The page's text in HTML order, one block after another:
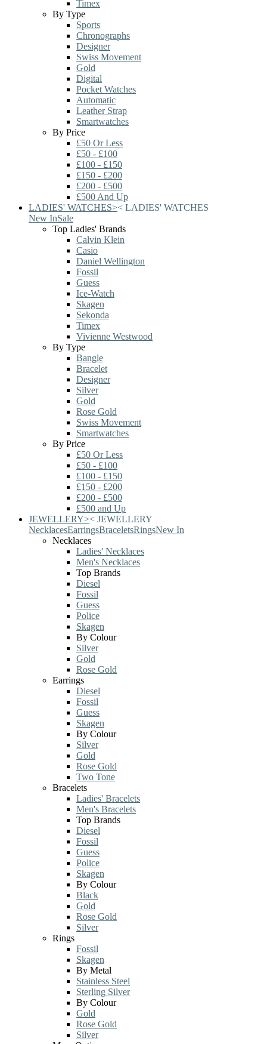
Timex
By Type
Sports
Chronographs
Designer
Swiss Movement
Gold
Digital
Pocket Watches
Automatic
Leather Strap
Smartwatches
By Price
£50 Or Less
£50 - £100
£100 - £150
£150 - £200
£200 - £500
£500 And Up
LADIES' WATCHES>< LADIES' WATCHES
New InSale
Top Ladies' Brands
Calvin Klein
Casio
Daniel Wellington
Fossil
Guess
Ice-Watch
Skagen
Sekonda
Timex
Vivienne Westwood
By Type
Bangle
Bracelet
Designer
Silver
Gold
Rose Gold
Swiss Movement
Smartwatches
By Price
£50 Or Less
£50 - £100
£100 - £150
£150 - £200
£200 - £500
£500 and Up
JEWELLERY>< JEWELLERY
NecklacesEarringsBraceletsRingsNew In
Necklaces
Ladies' Necklaces
Men's Necklaces
Top Brands
Diesel
Fossil
Guess
Police
Skagen
By Colour
Silver
Gold
Rose Gold
Earrings
Diesel
Fossil
Guess
Skagen
By Colour
Silver
Gold
Rose Gold
Two Tone
Bracelets
Ladies' Bracelets
Men's Bracelets
Top Brands
Diesel
Fossil
Guess
Police
Skagen
By Colour
Black
Gold
Rose Gold
Silver
Rings
Fossil
Skagen
By Metal
Stainless Steel
Sterling Silver
By Colour
Gold
Rose Gold
Silver